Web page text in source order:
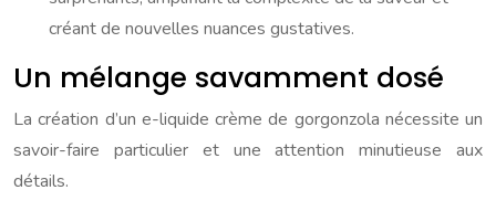
créant de nouvelles nuances gustatives.
Un mélange savamment dosé
La création d’un e-liquide crème de gorgonzola nécessite un
savoir-faire particulier et une attention minutieuse aux
détails.